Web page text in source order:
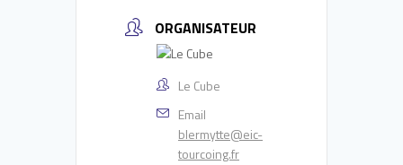
ORGANISATEUR
Le Cube
Email
blermytte@eic-
tourcoing.fr